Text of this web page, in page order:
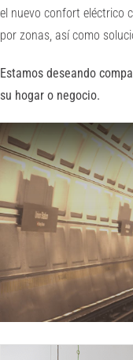
el nuevo confort eléctrico
por zonas, así como
Estamos deseando
su hogar o negocio.